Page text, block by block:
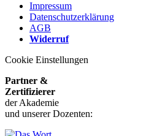
Impressum
Datenschutzerklärung
AGB
Widerruf
Cookie Einstellungen
Partner &
Zertifizierer
der Akademie
und unserer Dozenten: